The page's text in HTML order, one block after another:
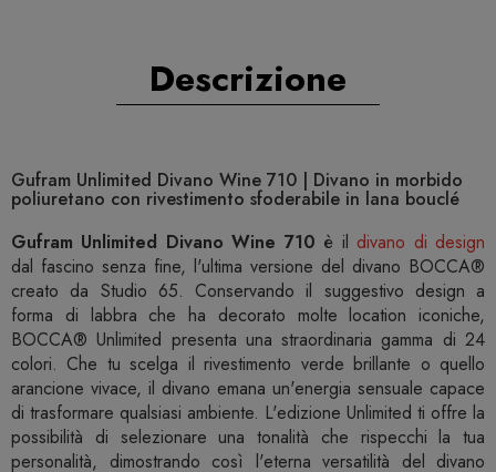
Descrizione
Gufram Unlimited Divano Wine 710 | Divano in morbido
poliuretano con rivestimento sfoderabile in lana bouclé
Gufram Unlimited Divano Wine 710 è il divano di design
dal fascino senza fine, l'ultima versione del divano BOCCA®
creato da Studio 65. Conservando il suggestivo design a
forma di labbra che ha decorato molte location iconiche,
BOCCA® Unlimited presenta una straordinaria gamma di 24
colori. Che tu scelga il rivestimento verde brillante o quello
arancione vivace, il divano emana un'energia sensuale capace
di trasformare qualsiasi ambiente. L'edizione Unlimited ti offre la
possibilità di selezionare una tonalità che rispecchi la tua
personalità, dimostrando così l'eterna versatilità del divano